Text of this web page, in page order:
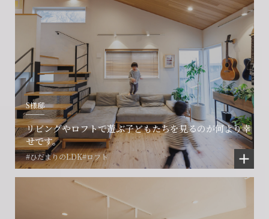
S様邸
リビングやロフトで遊ぶ子どもたちを見るのが何より幸
せです。
#ひだまりのLDK#ロフト